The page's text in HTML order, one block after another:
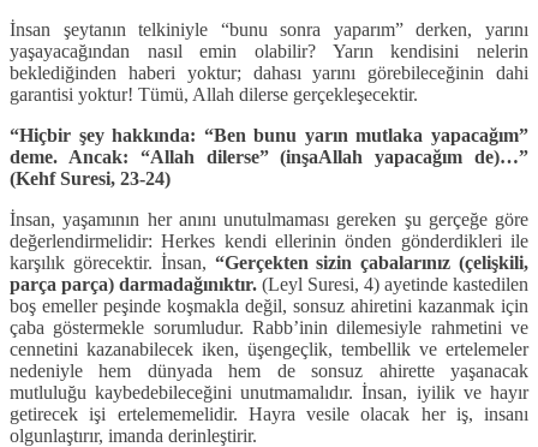
İnsan şeytanın telkiniyle “bunu sonra yaparım” derken, yarını
yaşayacağından nasıl emin olabilir? Yarın kendisini nelerin
beklediğinden haberi yoktur; dahası yarını görebileceğinin dahi
garantisi yoktur! Tümü, Allah dilerse gerçekleşecektir.
“Hiçbir şey hakkında: “Ben bunu yarın mutlaka yapacağım”
deme. Ancak: “Allah dilerse” (inşaAllah yapacağım de)…”
(Kehf Suresi, 23-24)
İnsan, yaşamının her anını unutulmaması gereken şu gerçeğe göre
değerlendirmelidir: Herkes kendi ellerinin önden gönderdikleri ile
karşılık görecektir. İnsan, “Gerçekten sizin çabalarınız (çelişkili,
parça parça) darmadağınıktır. (Leyl Suresi, 4) ayetinde kastedilen
boş emeller peşinde koşmakla değil, sonsuz ahiretini kazanmak için
çaba göstermekle sorumludur. Rabb’inin dilemesiyle rahmetini ve
cennetini kazanabilecek iken, üşengeçlik, tembellik ve ertelemeler
nedeniyle hem dünyada hem de sonsuz ahirette yaşanacak
mutluluğu kaybedebileceğini unutmamalıdır. İnsan, iyilik ve hayır
getirecek işi ertelememelidir. Hayra vesile olacak her iş, insanı
olgunlaştırır, imanda derinleştirir.